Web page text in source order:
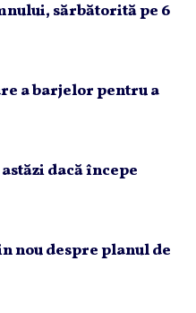
sărbătorită pe 6
a barjelor pentru a
dacă începe
nou despre planul de